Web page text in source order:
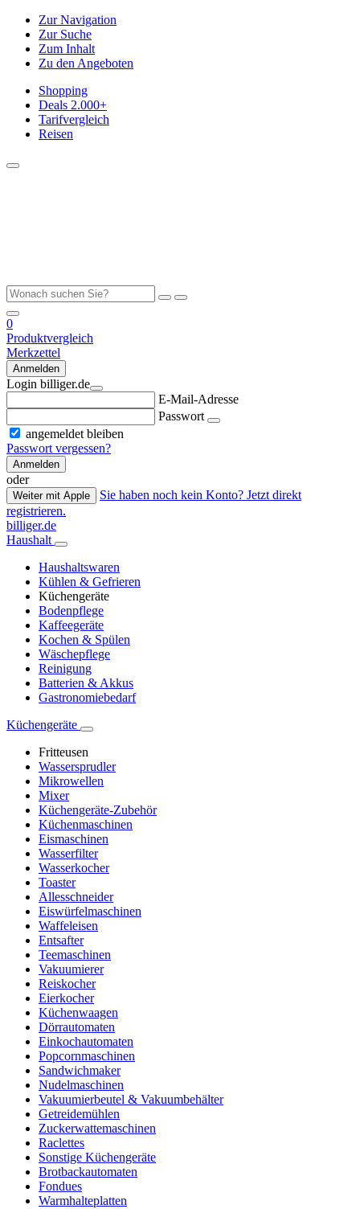
Zur Navigation
Zur Suche
Zum Inhalt
Zu den Angeboten
Shopping
Deals 2.000+
Tarifvergleich
Reisen
0
Produktvergleich
Merkzettel
Anmelden
Login billiger.de
E-Mail-Adresse
Passwort
angemeldet bleiben
Passwort vergessen?
Anmelden
oder
Weiter mit Apple
Sie haben noch kein Konto? Jetzt direkt
registrieren.
billiger.de
Haushalt
Haushaltswaren
Kühlen & Gefrieren
Küchengeräte
Bodenpflege
Kaffeegeräte
Kochen & Spülen
Wäschepflege
Reinigung
Batterien & Akkus
Gastronomiebedarf
Küchengeräte
Fritteusen
Wassersprudler
Mikrowellen
Mixer
Küchengeräte-Zubehör
Küchenmaschinen
Eismaschinen
Wasserfilter
Wasserkocher
Toaster
Allesschneider
Eiswürfelmaschinen
Waffeleisen
Entsafter
Teemaschinen
Vakuumierer
Reiskocher
Eierkocher
Küchenwaagen
Dörrautomaten
Einkochautomaten
Popcornmaschinen
Sandwichmaker
Nudelmaschinen
Vakuumierbeutel & Vakuumbehälter
Getreidemühlen
Zuckerwattemaschinen
Raclettes
Sonstige Küchengeräte
Brotbackautomaten
Fondues
Warmhalteplatten